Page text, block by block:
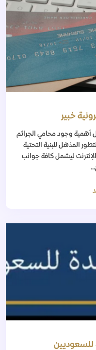
خبير
أهمية وجود محامي الجرائم
المذهل للبنية التحتية
ليشمل كافة جوانب
للسعوديين